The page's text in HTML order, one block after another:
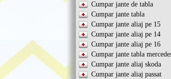
Cumpar jante de tabla
Cumpar jante tabla
Cumpar jante aliaj pe 15
Cumpar jante aliaj pe 14
Cumpar jante aliaj pe 16
Cumpar jante tabla
Cumpar jante aliaj skoda
Cumpar jante aliaj passat